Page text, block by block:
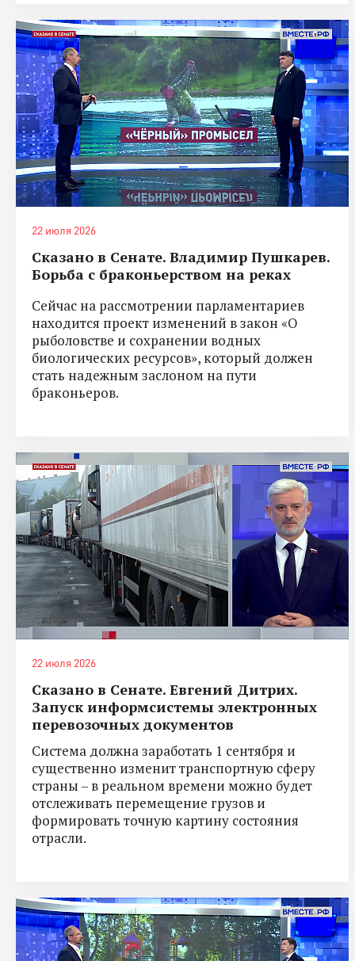
22 июля 2026
Сказано в Сенате. Владимир Пушкарев.
Борьба с браконьерством на реках
Сейчас на рассмотрении парламентариев
находится проект изменений в закон «О
рыболовстве и сохранении водных
биологических ресурсов», который должен
стать надежным заслоном на пути
браконьеров.
22 июля 2026
Сказано в Сенате. Евгений Дитрих.
Запуск информсистемы электронных
перевозочных документов
Система должна заработать 1 сентября и
существенно изменит транспортную сферу
страны – в реальном времени можно будет
отслеживать перемещение грузов и
формировать точную картину состояния
отрасли.